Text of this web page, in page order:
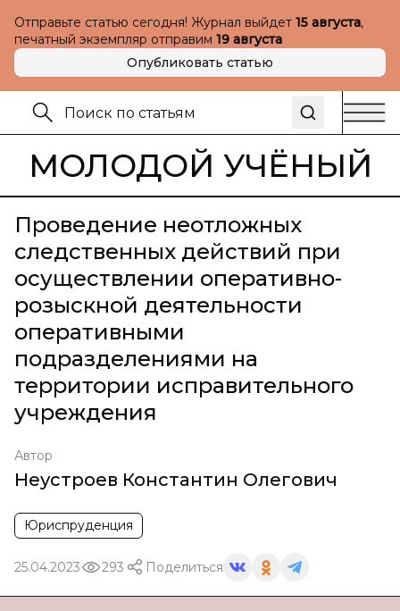
Отправьте статью сегодня! Журнал выйдет 15 августа,
печатный экземпляр отправим 19 августа
Опубликовать статью
МОЛОДОЙ УЧЁНЫЙ
Проведение неотложных
следственных действий при
осуществлении оперативно-
розыскной деятельности
оперативными
подразделениями на
территории исправительного
учреждения
Автор
Неустроев Константин Олегович
Юриспруденция
25.04.2023 293 Поделиться